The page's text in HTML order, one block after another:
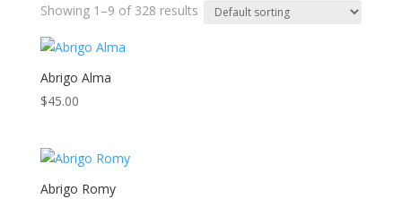
Showing 1–9 of 328 results
Abrigo Alma
$45.00
Abrigo Romy